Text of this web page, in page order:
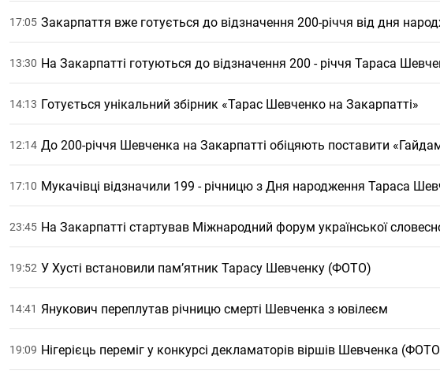
17:05 Закарпаття вже готується до відзначення 200-річчя від дня
13:30 На Закарпатті готуються до відзначення 200 - річчя Тараса
14:13 Готується унікальний збірник «Тарас Шевченко на Закарпатті»
12:14 До 200-річчя Шевченка на Закарпатті обіцяють поставити
17:10 Мукачівці відзначили 199 - річницю з Дня народження Тараса
23:45 На Закарпатті стартував Міжнародний форум української
19:52 У Хусті встановили пам’ятник Тарасу Шевченку (ФОТО)
14:41 Янукович переплутав річницю смерті Шевченка з ювілеєм
19:09 Нігерієць переміг у конкурсі декламаторів віршів Шевченка